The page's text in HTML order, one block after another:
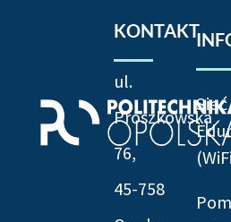
KONTAKT
ul.
Prószkowska
76,
45-758
Sieć